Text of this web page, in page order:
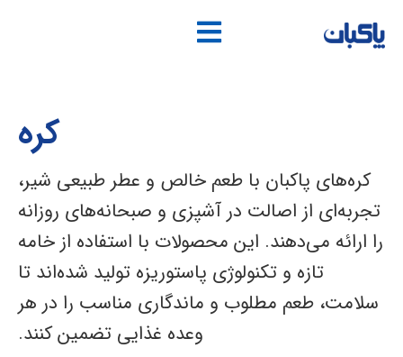
محتوا
کره
کره‌های پاکبان با طعم خالص و عطر طبیعی شیر،
تجربه‌ای از اصالت در آشپزی و صبحانه‌های روزانه
را ارائه می‌دهند. این محصولات با استفاده از خامه
تازه و تکنولوژی پاستوریزه تولید شده‌اند تا
سلامت، طعم مطلوب و ماندگاری مناسب را در هر
وعده غذایی تضمین کنند.